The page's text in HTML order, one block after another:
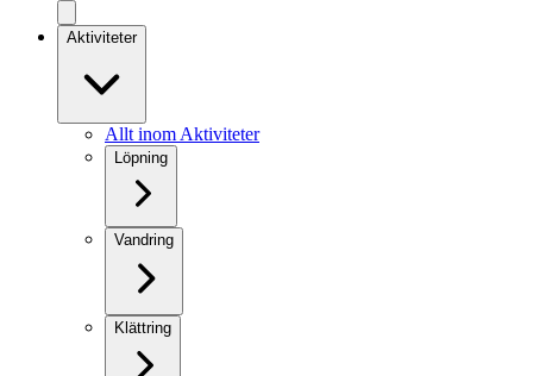
Aktiviteter
Allt inom Aktiviteter
Löpning
Vandring
Klättring